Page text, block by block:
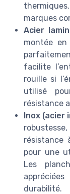
marques
Acier
montée
facilite
rouille si
utilisé
résistance
Inox (acier
résistance
pour une
Les
durabilité.